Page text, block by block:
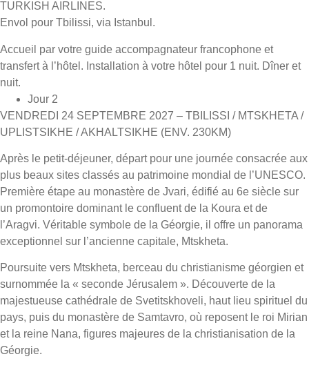
TURKISH AIRLINES.
Envol pour Tbilissi, via Istanbul.
Accueil par votre guide accompagnateur francophone et
transfert à l’hôtel. Installation à votre hôtel pour 1 nuit. Dîner et
nuit.
Jour 2
VENDREDI 24 SEPTEMBRE 2027 – TBILISSI / MTSKHETA /
UPLISTSIKHE / AKHALTSIKHE (ENV. 230KM)
Après le petit-déjeuner, départ pour une journée consacrée aux
plus beaux sites classés au patrimoine mondial de l’UNESCO.
Première étape au monastère de Jvari, édifié au 6e siècle sur
un promontoire dominant le confluent de la Koura et de
l’Aragvi. Véritable symbole de la Géorgie, il offre un panorama
exceptionnel sur l’ancienne capitale, Mtskheta.
Poursuite vers Mtskheta, berceau du christianisme géorgien et
surnommée la « seconde Jérusalem ». Découverte de la
majestueuse cathédrale de Svetitskhoveli, haut lieu spirituel du
pays, puis du monastère de Samtavro, où reposent le roi Mirian
et la reine Nana, figures majeures de la christianisation de la
Géorgie.